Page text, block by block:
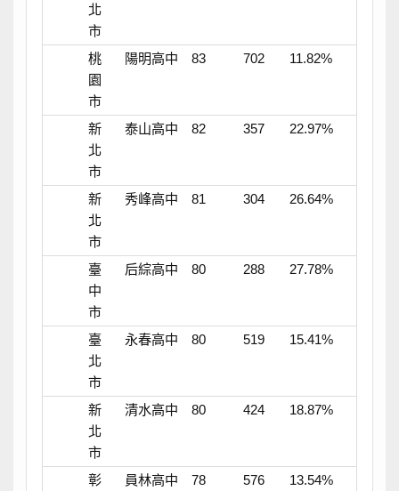
北
市
桃
園
市
陽明高中 83 702 11.82%
新
北
市
泰山高中 82 357 22.97%
新
北
市
秀峰高中 81 304 26.64%
臺
中
市
后綜高中 80 288 27.78%
臺
北
市
永春高中 80 519 15.41%
新
北
市
清水高中 80 424 18.87%
彰 員林高中 78 576 13.54%